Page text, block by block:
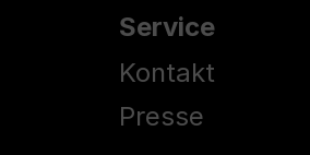
Service
Kontakt
Presse